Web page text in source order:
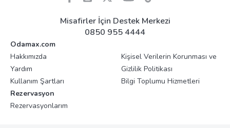
Misafirler İçin Destek Merkezi
0850 955 4444
Odamax.com
Hakkımızda
Yardım
Kullanım Şartları
Kişisel Verilerin Korunması ve
Gizlilik Politikası
Bilgi Toplumu Hizmetleri
Rezervasyon
Rezervasyonlarım